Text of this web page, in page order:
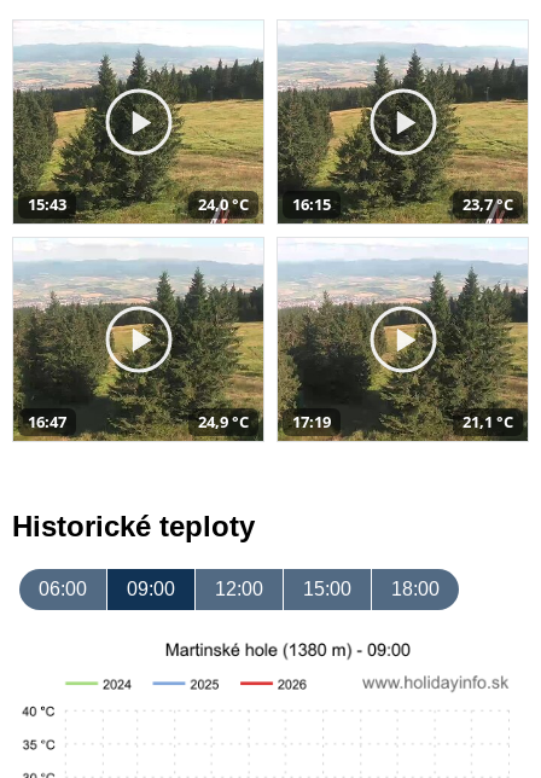
15:43 24,0 °C 16:15 23,7 °C
16:47 24,9 °C 17:19 21,1 °C
Historické teploty
06:00 09:00 12:00 15:00 18:00